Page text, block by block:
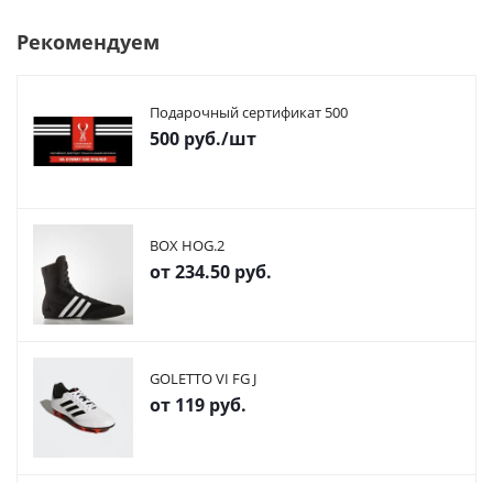
Рекомендуем
Подарочный сертификат 500
500 руб./шт
BOX HOG.2
от234.50 руб.
GOLETTO VI FG J
от 119 руб.